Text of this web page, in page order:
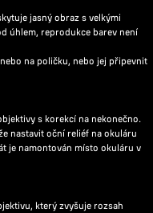
jasný obraz s velkými
úhlem, reprodukce barev není
na poličku, nebo jej připevnit
s korekcí na nekonečno.
nastavit oční reliéf na okuláru
je namontován místo okuláru v
který zvyšuje rozsah